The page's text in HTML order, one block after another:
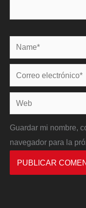
Name*
Correo
electrónico*
Web
Guardar mi nombre,
navegador para la